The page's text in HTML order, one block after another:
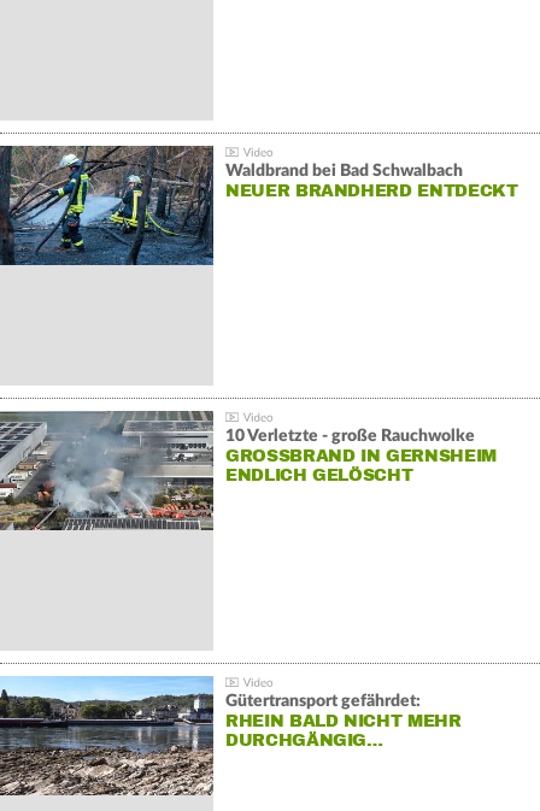
Waldbrand bei Bad Schwalbach
NEUER BRANDHERD ENTDECKT
10 Verletzte - große Rauchwolke
GROSSBRAND IN GERNSHEIM E
NDLICH GELÖSCHT
Gütertransport gefährdet:
RHEIN BALD NICHT MEHR
DURCHGÄNGIG…